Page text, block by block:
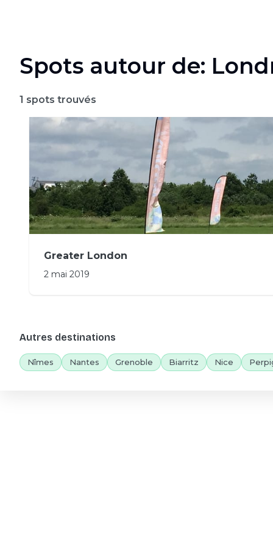
Spots autour de:
1 spots trouvés
Greater London
2 mai 2019
Autres destinations
Nîmes Nantes Grenoble Biarritz Nice